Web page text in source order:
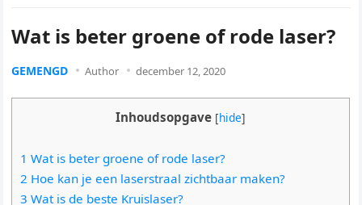
Wat is beter groene of rode laser?
GEMENGD Author december 12, 2020
Inhoudsopgave [hide]
1 Wat is beter groene of rode laser?
2 Hoe kan je een laserstraal zichtbaar maken?
3 Wat is de beste Kruislaser?